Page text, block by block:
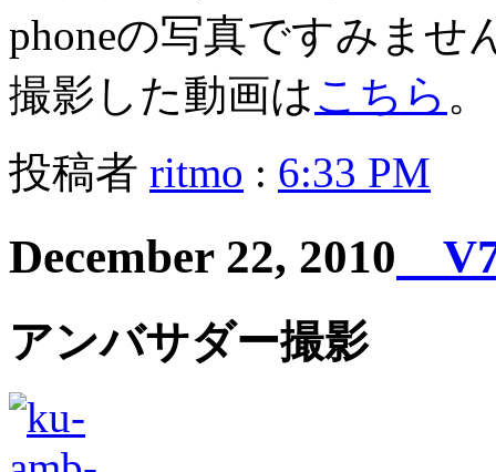
phoneの写真ですみま
撮影した動画はこちら 。
投稿者 ritmo : 6:33 PM
December 22, 2010 V7
アンバサダー撮影